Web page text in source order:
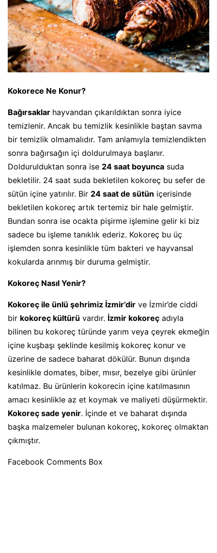
Kokorece Ne Konur?
Bağırsaklar hayvandan çıkarıldıktan sonra iyice
temizlenir. Ancak bu temizlik kesinlikle baştan savma
bir temizlik olmamalıdır. Tam anlamıyla temizlendikten
sonra bağırsağın içi doldurulmaya başlanır.
Doldurulduktan sonra ise 24 saat boyunca suda
bekletilir. 24 saat suda bekletilen kokoreç bu sefer de
sütün içine yatırılır. Bir 24 saat de sütün içerisinde
bekletilen kokoreç artık tertemiz bir hale gelmiştir.
Bundan sonra ise ocakta pişirme işlemine gelir ki biz
sadece bu işleme tanıklık ederiz. Kokoreç bu üç
işlemden sonra kesinlikle tüm bakteri ve hayvansal
kokularda arınmış bir duruma gelmiştir.
Kokoreç Nasıl Yenir?
Kokoreç ile ünlü şehrimiz İzmir’dir ve İzmir’de ciddi
bir kokoreç kültürü vardır. İzmir kokoreç adıyla
bilinen bu kokoreç türünde yarım veya çeyrek ekmeğin
içine kuşbaşı şeklinde kesilmiş kokoreç konur ve
üzerine de sadece baharat dökülür. Bunun dışında
kesinlikle domates, biber, mısır, bezelye gibi ürünler
katılmaz. Bu ürünlerin kokorecin içine katılmasının
amacı kesinlikle az et koymak ve maliyeti düşürmektir.
Kokoreç sade yenir. İçinde et ve baharat dışında
başka malzemeler bulunan kokoreç, kokoreç olmaktan
çıkmıştır.
Facebook Comments Box